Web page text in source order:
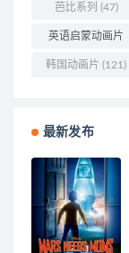
芭比系列 (47)
英语启蒙动画片
(162)
韩国动画片 (121)
最新发布